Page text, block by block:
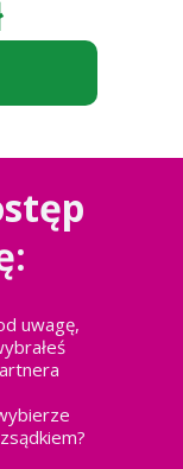
uwagę,